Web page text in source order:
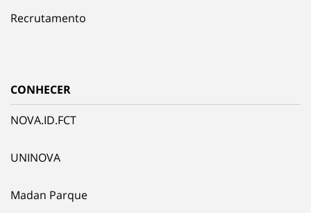
Recrutamento
CONHECER
NOVA.ID.FCT
UNINOVA
Madan Parque